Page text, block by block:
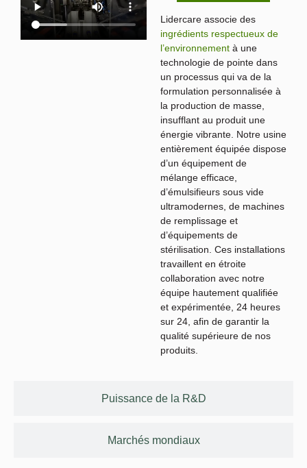
Puissance de la R&D
Marchés mondiaux
Lidercare associe des
ingrédients respectueux de
l’environnement à une
technologie de pointe dans
un processus qui va de la
formulation personnalisée à
la production de masse,
insufflant au produit une
énergie vibrante. Notre usine
entièrement équipée dispose
d’un équipement de
mélange efficace,
d’émulsifieurs sous vide
ultramodernes, de machines
de remplissage et
d’équipements de
stérilisation. Ces installations
travaillent en étroite
collaboration avec notre
équipe hautement qualifiée
et expérimentée, 24 heures
sur 24, afin de garantir la
qualité supérieure de nos
produits.